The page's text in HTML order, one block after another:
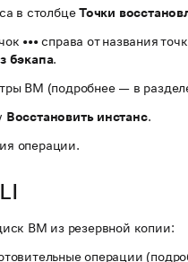
в столбцеТочки
•••справа от названия
бэкапа.
ВМ (подробнее — в
Восстановить инстанс.
операции.
ВМ из резервной копии:
операции